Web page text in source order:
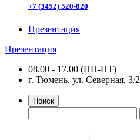
+7 (3452) 520-820
Презентация
Презентация
08.00 - 17.00 (ПН-ПТ)
г. Тюмень, ул. Северная, 3/2
Поиск